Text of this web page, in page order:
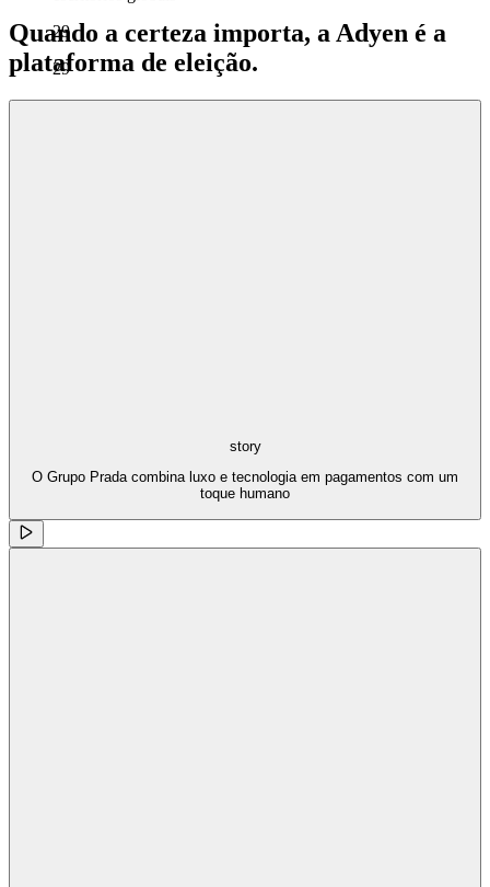
29
29
Quando a certeza importa, a Adyen é a
plataforma de eleição.
story
O Grupo Prada combina luxo e tecnologia em pagamentos com um
toque humano